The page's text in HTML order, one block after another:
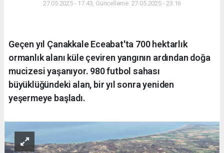
27.05.2025 - 17:43, Güncelleme: 27.05.2025 - 23:16
Geçen yıl Çanakkale Eceabat'ta 700 hektarlık
ormanlık alanı küle çeviren yangının ardından doğa
mucizesi yaşanıyor. 980 futbol sahası
büyüklüğündeki alan, bir yıl sonra yeniden
yeşermeye başladı.